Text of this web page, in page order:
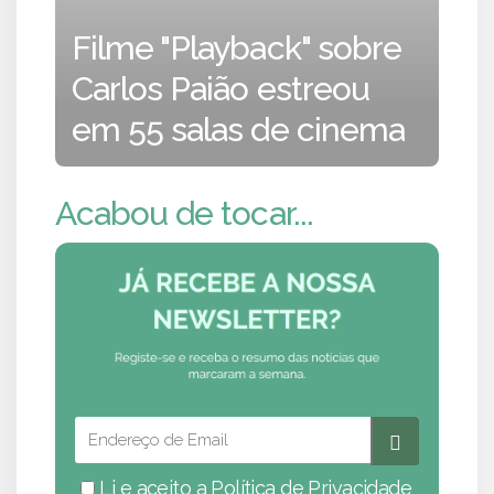
Filme "Playback" sobre
Carlos Paião estreou
em 55 salas de cinema
Acabou de tocar...
Li e aceito a Política de Privacidade